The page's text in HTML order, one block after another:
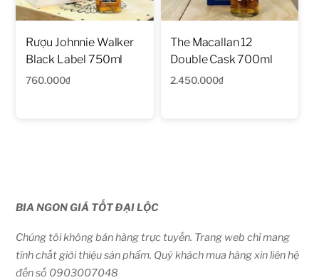
Rượu Johnnie Walker
Black Label 750ml
760.000₫
The Macallan 12
Double Cask 700ml
2.450.000₫
BIA NGON GIÁ TỐT ĐẠI LỘC
Chúng tôi không bán hàng trực tuyến. Trang web chỉ mang
tính chất giới thiệu sản phẩm. Quý khách mua hàng xin liên hệ
đến số 0903007048